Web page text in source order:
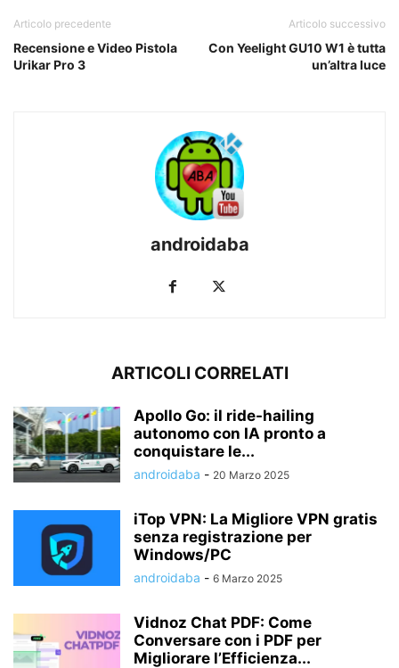
Articolo precedente
Recensione e Video Pistola
Urikar Pro 3
Articolo successivo
Con Yeelight GU10 W1 è tutta
un’altra luce
androidaba
ARTICOLI CORRELATI
Apollo Go: il ride-hailing
autonomo con IA pronto a
conquistare le...
androidaba - 20 Marzo 2025
iTop VPN: La Migliore VPN gratis
senza registrazione per
Windows/PC
androidaba - 6 Marzo 2025
Vidnoz Chat PDF: Come
Conversare con i PDF per
Migliorare l’Efficienza...